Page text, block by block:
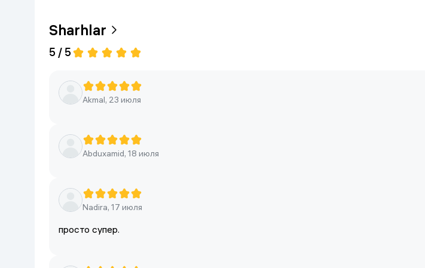
Sharhlar
5 / 5
Akmal, 23 июля
Abduxamid, 18 июля
Nadira, 17 июля
просто супер.